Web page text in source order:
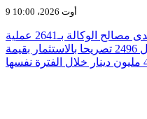
9 أوت 2026، 10:00
تم إلى موفى ماي 2026 التصريح لدى مصالح الوكالة بـ2641 عملية
استثمار بقيمة 510 ملايين دينار، مقابل 2496 تصريحا بالاستثمار بقيمة